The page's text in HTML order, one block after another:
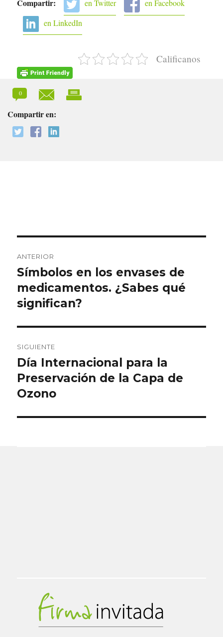
Compartir: en Twitter
en Facebook
en LinkedIn
Calificanos
0
Compartir en:
de
entradas
ANTERIOR
Entrada
anterior:
Símbolos en los envases de
medicamentos. ¿Sabes qué
significan?
SIGUIENTE
Entrada
siguiente:
Día Internacional para la
Preservación de la Capa de
Ozono